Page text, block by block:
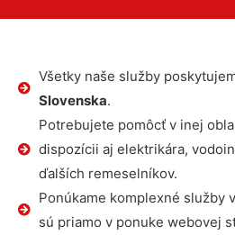
Všetky naše služby
Slovenska.
Potrebujete pomôcť v inej
dispozícii aj elektrikára,
ďalších remeselníkov.
Ponúkame komplexné služby
sú priamo v ponuke webovej